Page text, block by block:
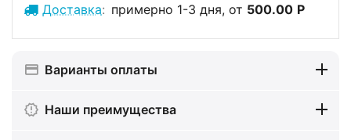
Доставка: примерно 1-3 дня, от 500.00 Р
Варианты оплаты
Наши преимущества